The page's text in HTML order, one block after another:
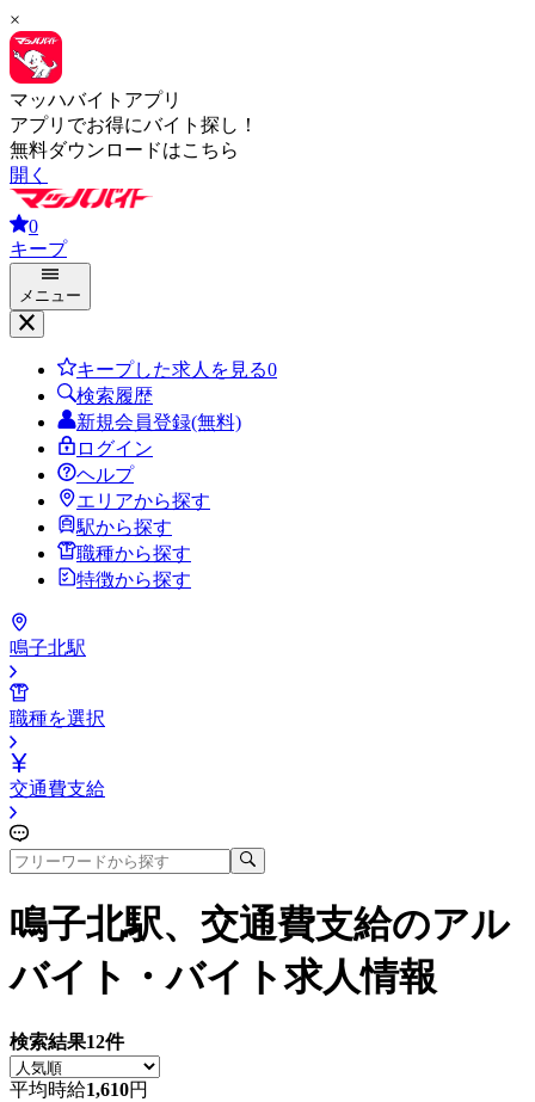
×
マッハバイトアプリ
アプリでお得にバイト探し！
無料ダウンロードはこちら
開く
0
キープ
メニュー
キープした求人を見る0
検索履歴
新規会員登録(無料)
ログイン
ヘルプ
エリアから探す
駅から探す
職種から探す
特徴から探す
鳴子北駅
職種を選択
交通費支給
鳴子北駅、交通費支給のアル
バイト・バイト求人情報
検索結果12件
平均時給1,610円